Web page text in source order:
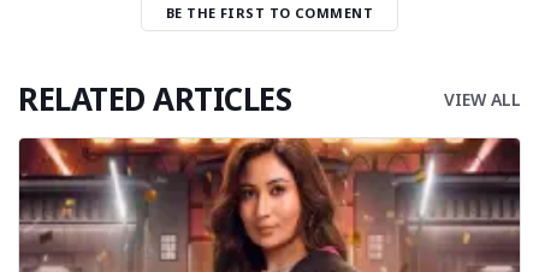
BE THE FIRST TO COMMENT
RELATED ARTICLES VIEW ALL